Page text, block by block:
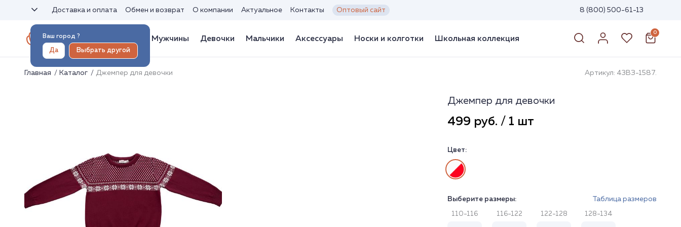
Ваш город ?
Да Выбрать другой
Доставка и оплата Обмен и возврат О компании Актуальное Контакты Оптовый сайт 8 (800) 500-61-13
Мужчины Девочки Мальчики Аксессуары Носки и колготки Школьная коллекция
0
Главная Каталог Джемпер для девочки Артикул: 43ВЗ-1587.
Джемпер для девочки
499 руб. / 1 шт
Цвет:
Выберите размеры: Таблица размеров
110-116 116-122 122-128 128-134